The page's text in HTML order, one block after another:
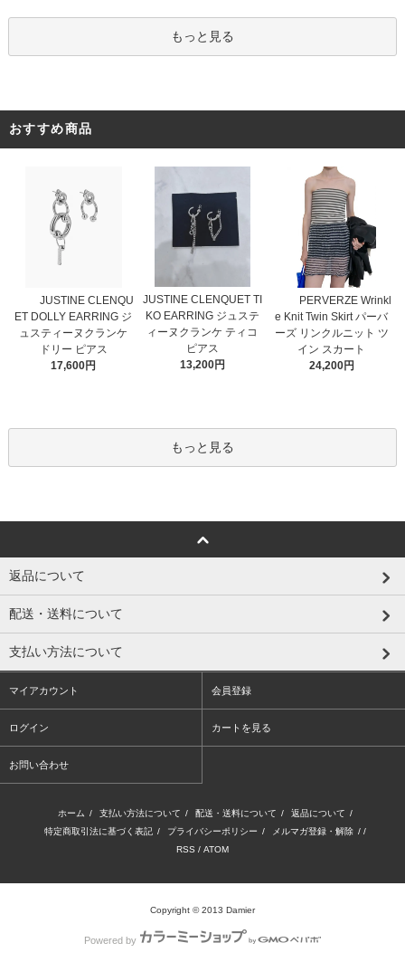
もっと見る
おすすめ商品
JUSTINE CLENQU
ET DOLLY EARRING ジ
ュスティーヌクランケ
ドリー ピアス
17,600円
JUSTINE CLENQUET TI
KO EARRING ジュステ
ィーヌクランケ ティコ
ピアス
13,200円
PERVERZE Wrinkl
e Knit Twin Skirt パーバ
ーズ リンクルニット ツ
イン スカート
24,200円
もっと見る
返品について
配送・送料について
支払い方法について
マイアカウント 会員登録
ログイン カートを見る
お問い合わせ
ホーム / 支払い方法について / 配送・送料について / 返品について /
特定商取引法に基づく表記 / プライバシーポリシー / メルマガ登録・解除 / /
RSS / ATOM
Copyright © 2013 Damier
Powered by